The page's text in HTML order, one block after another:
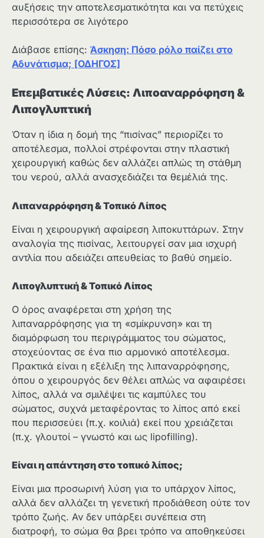
αυξήσεις την αποτελεσματικότητα και να πετύχεις
περισσότερα σε λιγότερο
Διάβασε επίσης: Άσκηση: Πόσο ρόλο παίζει στο
Αδυνάτισμα; [ΟΔΗΓΟΣ]
Επεμβατικές Λύσεις: Λιποαναρρόφηση &
Λιπογλυπτική
Όταν η ίδια η δομή της “πισίνας” περιορίζει το
αποτέλεσμα, πολλοί στρέφονται στην πλαστική
χειρουργική καθώς δεν αλλάζει απλώς τη στάθμη
του νερού, αλλά ανασχεδιάζει τα θεμέλιά της.
Λιπαναρρόφηση & Τοπικό Λίπος
Είναι η χειρουργική αφαίρεση λιποκυττάρων. Στην
αναλογία της πισίνας, λειτουργεί σαν μια ισχυρή
αντλία που αδειάζει απευθείας το βαθύ σημείο.
Λιπογλυπτική & Τοπικό Λίπος
Ο όρος αναφέρεται στη χρήση της
λιπαναρρόφησης για τη «σμίκρυνση» και τη
διαμόρφωση του περιγράμματος του σώματος,
στοχεύοντας σε ένα πιο αρμονικό αποτέλεσμα.
Πρακτικά είναι η εξέλιξη της λιπαναρρόφησης,
όπου ο χειρουργός δεν θέλει απλώς να αφαιρέσει
λίπος, αλλά να σμιλέψει τις καμπύλες του
σώματος, συχνά μεταφέροντας το λίπος από εκεί
που περισσεύει (π.χ. κοιλιά) εκεί που χρειάζεται
(π.χ. γλουτοί – γνωστό και ως lipofilling).
Είναι η απάντηση στο τοπικό λίπος;
Είναι μια προσωρινή λύση για το υπάρχον λίπος,
αλλά δεν αλλάζει τη γενετική προδιάθεση ούτε τον
τρόπο ζωής. Αν δεν υπάρξει συνέπεια στη
διατροφή, το σώμα θα βρει τρόπο να αποθηκεύσει